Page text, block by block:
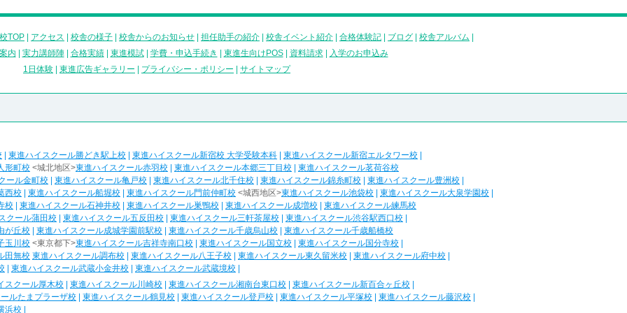
TOP アクセス 校舎の様子 校舎からのお知らせ 担任助手の紹介 校舎イベント紹介 合格体験記 ブログ 校舎アルバム
内
実力講師陣| 合格実績| 東進模試| 学費・申込手続き 東進生向けPOS| 資料請求|
入学のお申込み
1日体験
東進広告ギャラリー プライバシー・ポリシー サイトマップ
東進ハイスクール勝どき駅上校 東進ハイスクール新宿校 大学受験本科 東進ハイスクール新宿エルタワー校
形町校 <城北地区>東進ハイスクール赤羽校 東進ハイスクール本郷三丁目校
東進ハイスクール茗荷谷校
ール金町校
東進ハイスクール亀戸校 東進ハイスクール北千住校 東進ハイスクール錦糸町校 東進ハイスクール豊洲校
西校
東進ハイスクール船堀校 東進ハイスクール門前仲町校 <城西地区>東進ハイスクール池袋校 東進ハイスクール大泉学園校
校
東進ハイスクール石神井校 東進ハイスクール巣鴨校 東進ハイスクール成増校
東進ハイスクール練馬校
クール蒲田校
東進ハイスクール五反田校 東進ハイスクール三軒茶屋校 東進ハイスクール渋谷駅西口校
が丘校
東進ハイスクール成城学園前駅校 東進ハイスクール千歳烏山校
東進ハイスクール千歳船橋校
玉川校 <東京都下>東進ハイスクール吉祥寺南口校 東進ハイスクール国立校 東進ハイスクール国分寺校
田無校 東進ハイスクール調布校 東進ハイスクール八王子校 東進ハイスクール東久留米校 東進ハイスクール府中校
東進ハイスクール武蔵小金井校 東進ハイスクール武蔵境校
スクール厚木校
東進ハイスクール川崎校 東進ハイスクール湘南台東口校 東進ハイスクール新百合ヶ丘校
ルたまプラーザ校
東進ハイスクール鶴見校 東進ハイスクール登戸校 東進ハイスクール平塚校 東進ハイスクール藤沢校
浜校